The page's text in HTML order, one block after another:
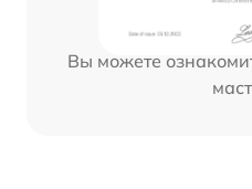
Вы можете